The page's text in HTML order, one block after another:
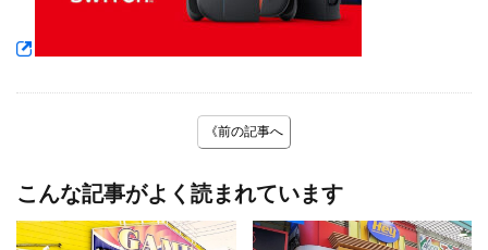
《前の記事へ
こんな記事がよく読まれています